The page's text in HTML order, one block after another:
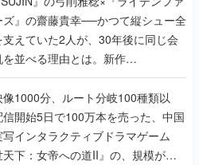
ズ』の齋藤貴幸──かつて縦シュー全
えていた2人が、30年後に同じ会
並べる理由とは。新作
EXTREME』で初タッグを組
ェンド2人に訊く開発秘話
1000分、ルート分岐100種類以
信開始5日で100万本を売った、中国
インタラクティブドラマゲーム
天下：女帝への道II』の、規模が違